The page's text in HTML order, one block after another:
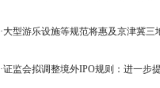
·大型游乐设施等规范将惠及京津冀三
·证监会拟调整境外IPO规则：进一步